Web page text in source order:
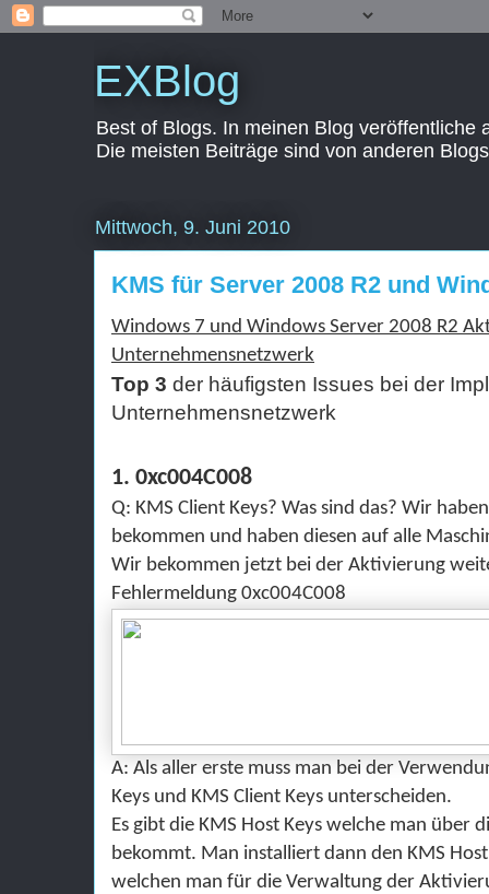
EXBlog
Best of Blogs. In meinen Blog
Die meisten Beiträge sind von anderen
Mittwoch, 9. Juni 2010
KMS für Server 2008 R2 und
Windows 7 und Windows Server 2008 R2
Unternehmensnetzwerk
Top 3 der häufigsten Issues bei der
Unternehmensnetzwerk
1. 0xc004C008
Q: KMS Client Keys? Was sind das? Wir
bekommen und haben diesen auf alle
Wir bekommen jetzt bei der Aktivierung
Fehlermeldung 0xc004C008
A: Als aller erste muss man bei der
Keys und KMS Client Keys unterscheiden.
Es gibt die KMS Host Keys welche man über
bekommt. Man installiert dann den KMS
welchen man für die Verwaltung der